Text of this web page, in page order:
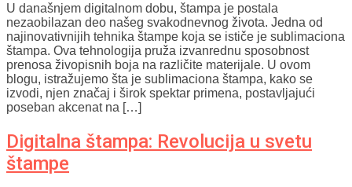
U današnjem digitalnom dobu, štampa je postala
nezaobilazan deo našeg svakodnevnog života. Jedna od
najinovativnijih tehnika štampe koja se ističe je sublimaciona
štampa. Ova tehnologija pruža izvanrednu sposobnost
prenosa živopisnih boja na različite materijale. U ovom
blogu, istražujemo šta je sublimaciona štampa, kako se
izvodi, njen značaj i širok spektar primena, postavljajući
poseban akcenat na […]
Digitalna štampa: Revolucija u svetu
štampe